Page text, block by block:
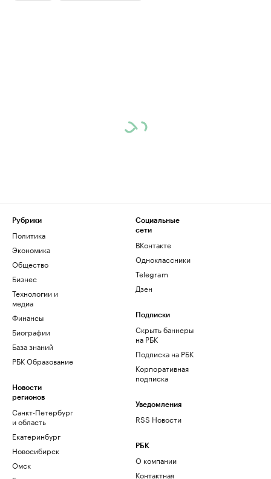
Рубрики
Политика
Экономика
Общество
Бизнес
Технологии и
медиа
Финансы
Биографии
База знаний
РБК Образование
Новости
регионов
Санкт-Петербург
и область
Екатеринбург
Новосибирск
Омск
Социальные
сети
ВКонтакте
Одноклассники
Telegram
Дзен
Подписки
Скрыть баннеры
на РБК
Подписка на РБК
Корпоративная
подписка
Уведомления
RSS Новости
РБК
О компании
Контактная